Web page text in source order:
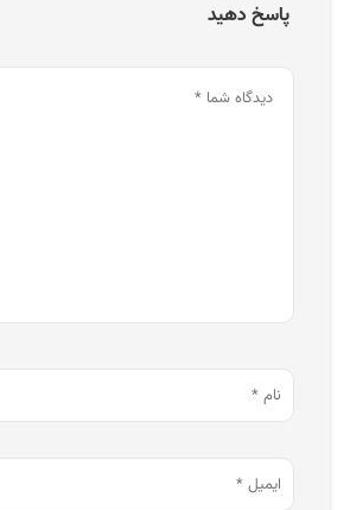
پاسخ دهید